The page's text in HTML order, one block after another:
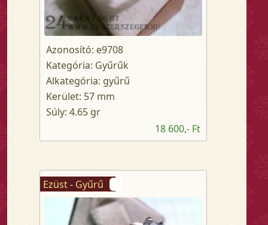
Azonosító: e9708
Kategória: Gyűrűk
Alkategória: gyűrű
Kerület: 57 mm
Súly: 4.65 gr
18 600,- Ft
Ezüst - Gyűrű